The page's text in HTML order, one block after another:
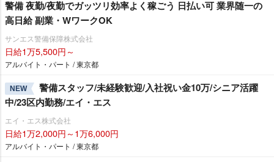
警備 夜勤/夜勤でガッツリ効率よく稼ごう 日払い可 業界随一の
高日給 副業・WワークOK
サンエス警備保障株式会社
日給1万5,500円～
アルバイト・パート / 東京都
NEW
警備スタッフ/未経験歓迎/入社祝い金10万/シニア活躍
中/23区内勤務/エイ・エス
エイ・エス株式会社
日給1万2,000円～1万6,000円
アルバイト・パート / 東京都